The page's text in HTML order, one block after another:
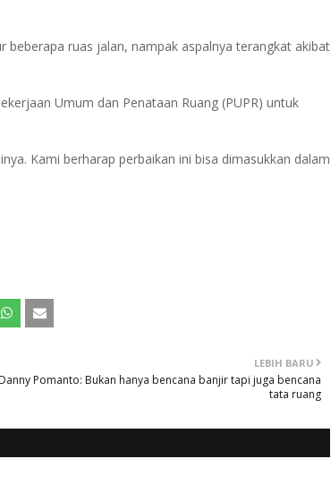
beberapa ruas jalan, nampak aspalnya terangkat akibat
Umum dan Penataan Ruang (PUPR) untuk
Kami berharap perbaikan ini bisa dimasukkan dalam
LEBIH BARU
Danny Pomanto: Bukan hanya bencana banjir tapi juga bencana
tata ruang